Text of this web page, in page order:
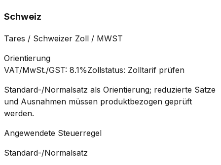
Schweiz
Tares / Schweizer Zoll / MWST
Orientierung
VAT/MwSt./GST: 8.1%Zollstatus: Zolltarif prüfen
Standard-/Normalsatz als Orientierung; reduzierte Sätze
und Ausnahmen müssen produktbezogen geprüft
werden.
Angewendete Steuerregel
Standard-/Normalsatz